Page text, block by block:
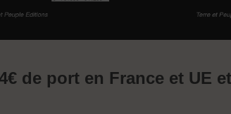
de port en France et UE